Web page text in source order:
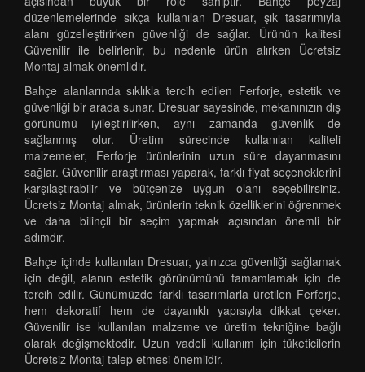
düzenlemelerinde sıkça kullanılan Dresuar, şık tasarımıyla
alanı güzelleştirirken güvenliği de sağlar. Ürünün kalitesi
Güvenilir ile belirlenir, bu nedenle ürün alırken Ücretsiz
Montaj almak önemlidir.
Bahçe alanlarında sıklıkla tercih edilen Ferforje, estetik ve
güvenliği bir arada sunar. Dresuar sayesinde, mekanınızın dış
görünümü iyileştirilirken, aynı zamanda güvenlik de
sağlanmış olur. Üretim sürecinde kullanılan kaliteli
malzemeler, Ferforje ürünlerinin uzun süre dayanmasını
sağlar. Güvenilir araştırması yaparak, farklı fiyat seçeneklerini
karşılaştırabilir ve bütçenize uygun olanı seçebilirsiniz.
Ücretsiz Montaj almak, ürünlerin teknik özelliklerini öğrenmek
ve daha bilinçli bir seçim yapmak açısından önemli bir
adımdır.
Bahçe içinde kullanılan Dresuar, yalnızca güvenliği sağlamak
için değil, alanın estetik görünümünü tamamlamak için de
tercih edilir. Günümüzde farklı tasarımlarla üretilen Ferforje,
hem dekoratif hem de dayanıklı yapısıyla dikkat çeker.
Güvenilir ise kullanılan malzeme ve üretim tekniğine bağlı
olarak değişmektedir. Uzun vadeli kullanım için tüketicilerin
Ücretsiz Montaj talep etmesi önemlidir.